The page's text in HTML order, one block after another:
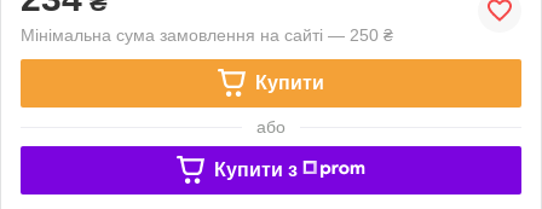
Мінімальна сума замовлення на сайті — 250 ₴
Купити
або
Купити з